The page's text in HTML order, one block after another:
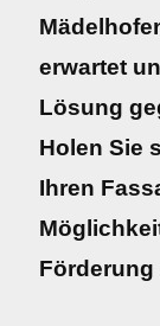
erwartet
Lösung
Holen Sie
Ihren
Förderung